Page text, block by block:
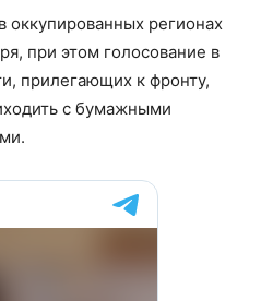
оккупированных регионах
при этом голосование в
прилегающих к фронту,
с бумажными